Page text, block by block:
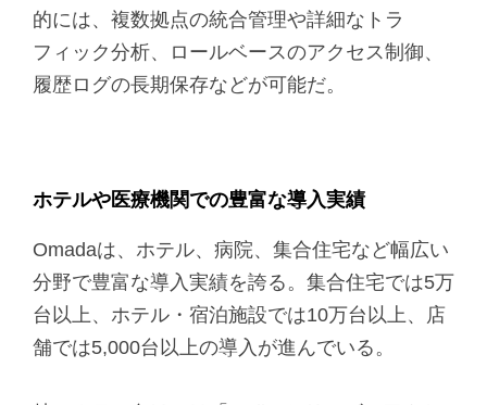
的には、複数拠点の統合管理や詳細なトラ
フィック分析、ロールベースのアクセス制御、
履歴ログの長期保存などが可能だ。
ホテルや医療機関での豊富な導入実績
Omadaは、ホテル、病院、集合住宅など幅広い
分野で豊富な導入実績を誇る。集合住宅では5万
台以上、ホテル・宿泊施設では10万台以上、店
舗では5,000台以上の導入が進んでいる。